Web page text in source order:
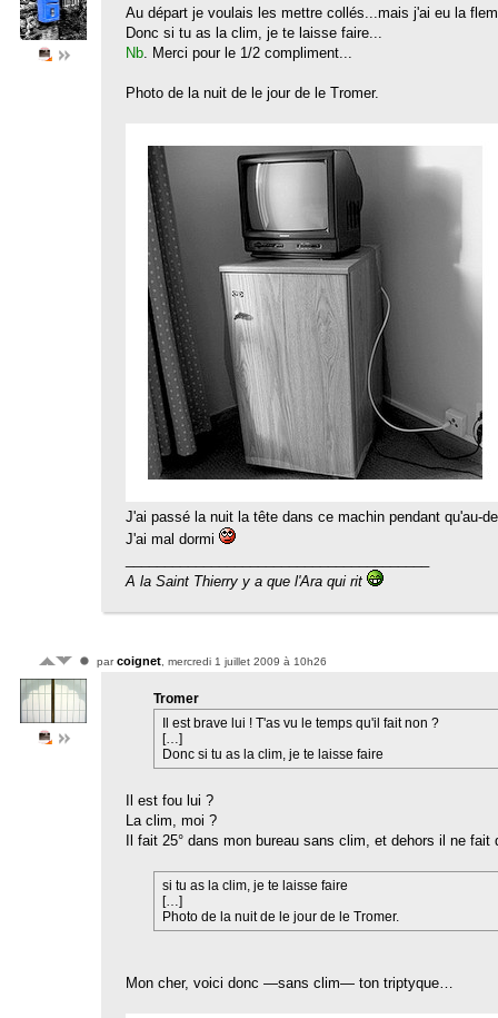
Au départ je voulais les mettre collés...mais j'ai eu la
Donc si tu as la clim, je te laisse faire...
Nb. Merci pour le 1/2 compliment...
Photo de la nuit de le jour de le Tromer.
J'ai passé la nuit la tête dans ce machin pendant qu'au-
J'ai mal dormi
A la Saint Thierry y a que l'Ara qui rit
parcoignet , mercredi 1 juillet 2009 à 10h26
Tromer
Il est brave lui ! T'as vu le temps qu'il fait non ?
[…]
Donc si tu as la clim, je te laisse faire
Il est fou lui ?
La clim, moi ?
Il fait 25° dans mon bureau sans clim, et dehors il ne
si tu as la clim, je te laisse faire
[…]
Photo de la nuit de le jour de le Tromer.
Mon cher, voici donc —sans clim— ton triptyque…